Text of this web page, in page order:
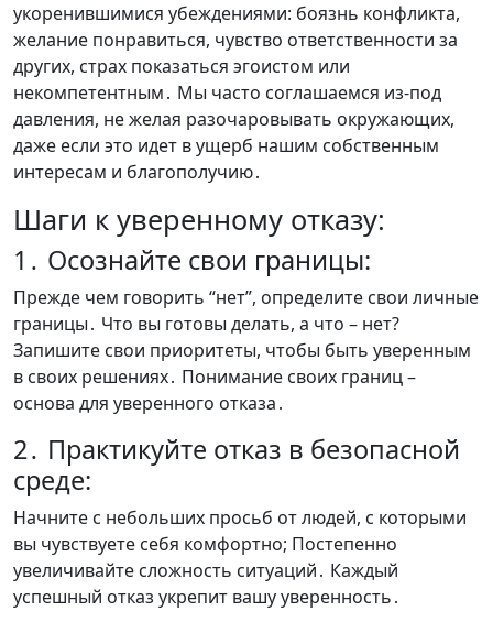
укоренившимися убеждениями: боязнь конфликта,
желание понравиться, чувство ответственности за
других, страх показаться эгоистом или
некомпетентным․ Мы часто соглашаемся из-под
давления, не желая разочаровывать окружающих,
даже если это идет в ущерб нашим собственным
интересам и благополучию․
Шаги к уверенному отказу:
1․ Осознайте свои границы:
Прежде чем говорить “нет”, определите свои личные
границы․ Что вы готовы делать, а что – нет?
Запишите свои приоритеты, чтобы быть уверенным
в своих решениях․ Понимание своих границ –
основа для уверенного отказа․
2․ Практикуйте отказ в безопасной
среде:
Начните с небольших просьб от людей, с которыми
вы чувствуете себя комфортно; Постепенно
увеличивайте сложность ситуаций․ Каждый
успешный отказ укрепит вашу уверенность․